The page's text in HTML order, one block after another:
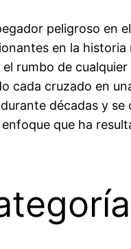
peligroso en
en la
rumbo de
cada cruzado en
décadas y
que ha